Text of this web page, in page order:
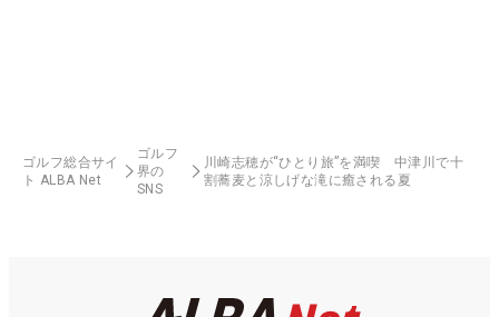
ゴルフ総合サイ
ト ALBA Net
ゴルフ
界の
SNS
川崎志穂が“ひとり旅”を満喫 中津川で十
割蕎麦と涼しげな滝に癒される夏